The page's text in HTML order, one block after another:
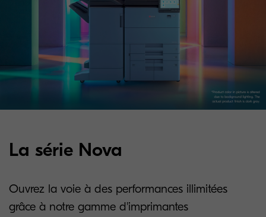
La série Nova
Ouvrez la voie à des performances illimitées
grâce à notre gamme d'imprimantes